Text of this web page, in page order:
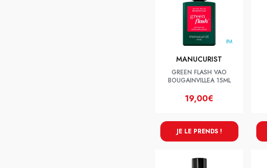
MANUCURIST
GREEN FLASH VAO
BOUGAINVILLEA 15ML
19,00€
JE LE PRENDS !